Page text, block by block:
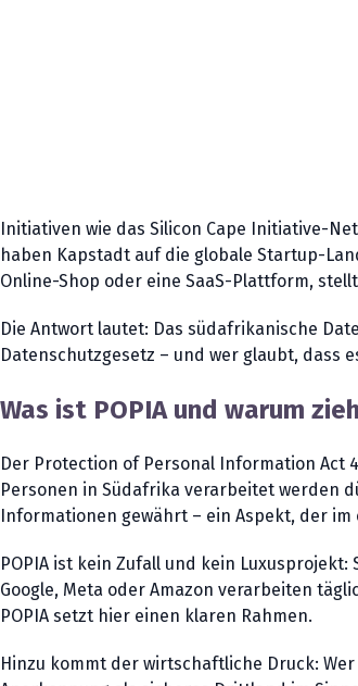
Initiativen wie das Silicon Cape Initiative-
haben Kapstadt auf die globale Startup-
Online-Shop oder eine SaaS-Plattform,
Die Antwort lautet: Das südafrikanische
Datenschutzgesetz – und wer glaubt, dass
Was ist POPIA und warum
Der Protection of Personal Information Act
Personen in Südafrika verarbeitet werden
Informationen gewährt – ein Aspekt, der
POPIA ist kein Zufall und kein
Google, Meta oder Amazon verarbeiten
POPIA setzt hier einen klaren Rahmen.
Hinzu kommt der wirtschaftliche Druck: